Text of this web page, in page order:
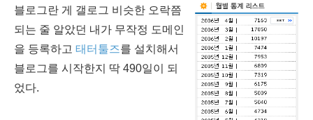
블로그란 게 갤로그 비슷한 오락쯤
되는 줄 알았던 내가 무작정 도메인
을 등록하고 태터툴즈를 설치해서
블로그를 시작한지 딱 490일이 되
었다.